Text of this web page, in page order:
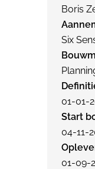
Boris
Six
01-01-
Start
04-11-
01-09-